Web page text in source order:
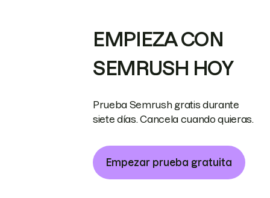
EMPIEZA CON
SEMRUSH HOY
Prueba Semrush gratis durante
siete días. Cancela cuando quieras.
Empezar prueba gratuita